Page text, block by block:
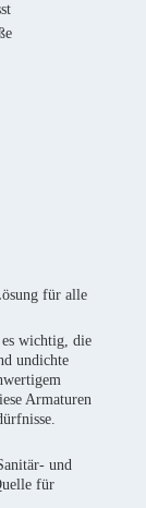
für alle
wichtig, die
undichte
Armaturen
und
für